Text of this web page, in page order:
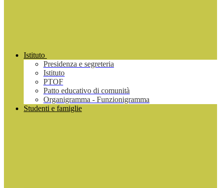
Istituto
Presidenza e segreteria
Istituto
PTOF
Patto educativo di comunità
Organigramma - Funzionigramma
Studenti e famiglie